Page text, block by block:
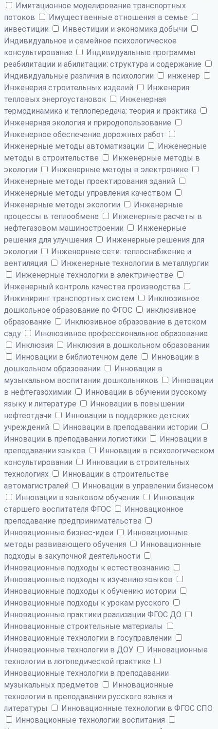
Имитационное моделирование транспортных
потоков
Имущественные отношения в семье
инвестиции
Инвестиции и экономика добычи
Индивидуальное и семейное психологическое
консультирование
Индивидуальные программы
реабилитации и абилитации: структура и содержание
Индивидуальные различия в психологии
инженер
Инженерия строительных изделий
Инженерия
тепловых энергоустановок
Инженерная
термодинамика и теплопередача: теория и практика
Инженерная экология и природопользование
Инженерное обеспечение дорожных работ
Инженерные методы автоматизации
Инженерные
методы в строительстве
Инженерные методы в
экологии
Инженерные методы в электронике
Инженерные методы проектирования зданий
Инженерные методы управления качеством
Инженерные методы экологии
Инженерные
процессы в теплообмене
Инженерные расчеты в
нефтегазовом машиностроении
Инженерные
решения для улучшения
Инженерные решения для
экологии
Инженерные сети: теплоснабжение и
вентиляция
Инженерные технологии в металлургии
Инженерные технологии в электричестве
Инженерный контроль качества производства
Инжиниринг транспортных систем
Инклюзивное
дошкольное образование по ФГОС
инклюзивное
образование
Инклюзивное образование в детском
саду
Инклюзивное профессиональное образование
Инклюзия
Инклюзия в дошкольном образовании
Инновации в библиотечном деле
Инновации в
дошкольном образовании
Инновации в
музыкальном воспитании дошкольников
Инновации
в нефтегазохимии
Инновации в обучении русскому
языку и литературе
Инновации в повышении
нефтеотдачи
Инновации в поддержке детских
учреждений
Инновации в преподавании истории
Инновации в преподавании логистики
Инновации в
преподавании языков
Инновации в психологическом
консультировании
Инновации в строительных
технологиях
Инновации в строительстве
автомагистралей
Инновации в управлении бизнесом
Инновации в языковом обучении
Инновации
старшего воспитателя ФГОС
Инновационное
преподавание предпринимательства
Инновационные бизнес-идеи
Инновационные
методы развивающего обучения
Инновационные
подходы в закупочной деятельности
Инновационные подходы к естествознанию
Инновационные подходы к изучению языков
Инновационные подходы к обучению истории
Инновационные подходы к урокам русского
Инновационные практики реализации ФГОС ДО
Инновационные строительные материалы
Инновационные технологии в госуправлении
Инновационные технологии в ДОУ
Инновационные
технологии в логопедической практике
Инновационные технологии в преподавании
музыкальных предметов
Инновационные
технологии в преподавании русского языка и
литературы
Инновационные технологии в ФГОС СПО
Инновационные технологии воспитания